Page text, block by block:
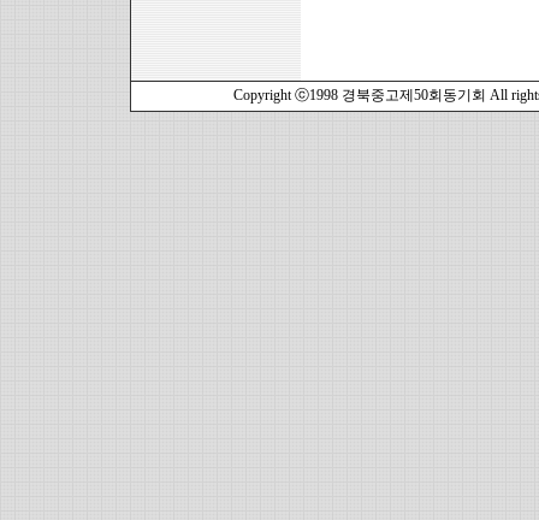
Copyright ⓒ1998 경북중고제50회동기회 All